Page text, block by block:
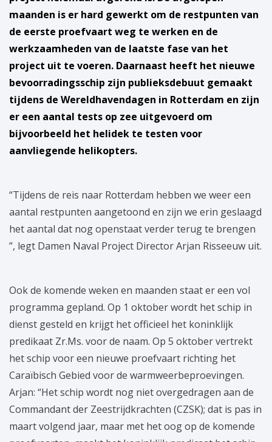
maanden is er hard gewerkt om de restpunten van
de eerste proefvaart weg te werken en de
werkzaamheden van de laatste fase van het
project uit te voeren. Daarnaast heeft het nieuwe
bevoorradingsschip zijn publieksdebuut gemaakt
tijdens de Wereldhavendagen in Rotterdam en zijn
er een aantal tests op zee uitgevoerd om
bijvoorbeeld het helidek te testen voor
aanvliegende helikopters.
“Tijdens de reis naar Rotterdam hebben we weer een
aantal restpunten aangetoond en zijn we erin geslaagd
het aantal dat nog openstaat verder terug te brengen
”, legt Damen Naval Project Director Arjan Risseeuw uit.
Ook de komende weken en maanden staat er een vol
programma gepland. Op 1 oktober wordt het schip in
dienst gesteld en krijgt het officieel het koninklijk
predikaat Zr.Ms. voor de naam. Op 5 oktober vertrekt
het schip voor een nieuwe proefvaart richting het
Caraïbisch Gebied voor de warmweerbeproevingen.
Arjan: “Het schip wordt nog niet overgedragen aan de
Commandant der Zeestrijdkrachten (CZSK); dat is pas in
maart volgend jaar, maar met het oog op de komende